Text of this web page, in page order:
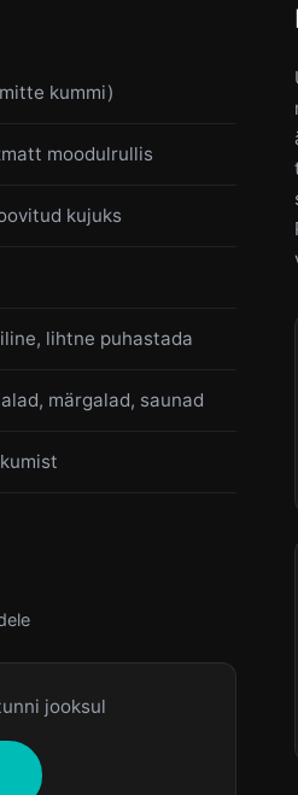
kummi)
moodulrullis
kujuks
lihtne puhastada
märgalad, saunad
jooksul